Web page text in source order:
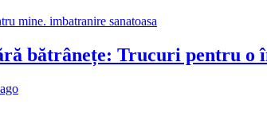
bătrânețe: Trucuri pentru o